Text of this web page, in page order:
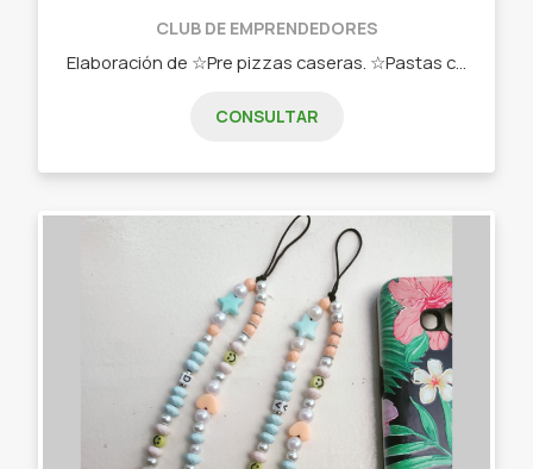
CLUB DE EMPRENDEDORES
CONSULTAR